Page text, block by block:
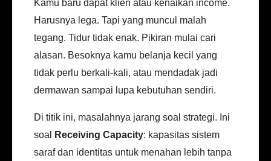
Kamu baru dapat klien atau kenaikan income.
Harusnya lega. Tapi yang muncul malah
tegang. Tidur tidak enak. Pikiran mulai cari
alasan. Besoknya kamu belanja kecil yang
tidak perlu berkali-kali, atau mendadak jadi
dermawan sampai lupa kebutuhan sendiri.
Di titik ini, masalahnya jarang soal strategi. Ini
soal
Receiving Capacity: kapasitas sistem
saraf dan identitas untuk menahan lebih tanpa